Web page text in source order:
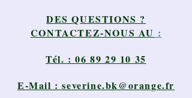
DES QUESTIONS ?
CONTACTEZ-NOUS AU :
Tél. :06 89 29 10 35
E-Mail :severine.bk@orange.fr